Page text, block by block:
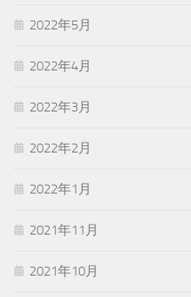
2022年5月
2022年4月
2022年3月
2022年2月
2022年1月
2021年11月
2021年10月